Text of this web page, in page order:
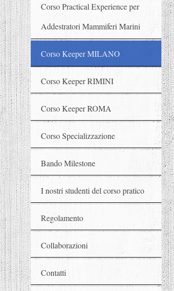
Corso Practical Experience per
Addestratori Mammiferi Marini
Corso Keeper MILANO
Corso Keeper RIMINI
Corso Keeper ROMA
Corso Specializzazione
Bando Milestone
I nostri studenti del corso pratico
Regolamento
Collaborazioni
Contatti